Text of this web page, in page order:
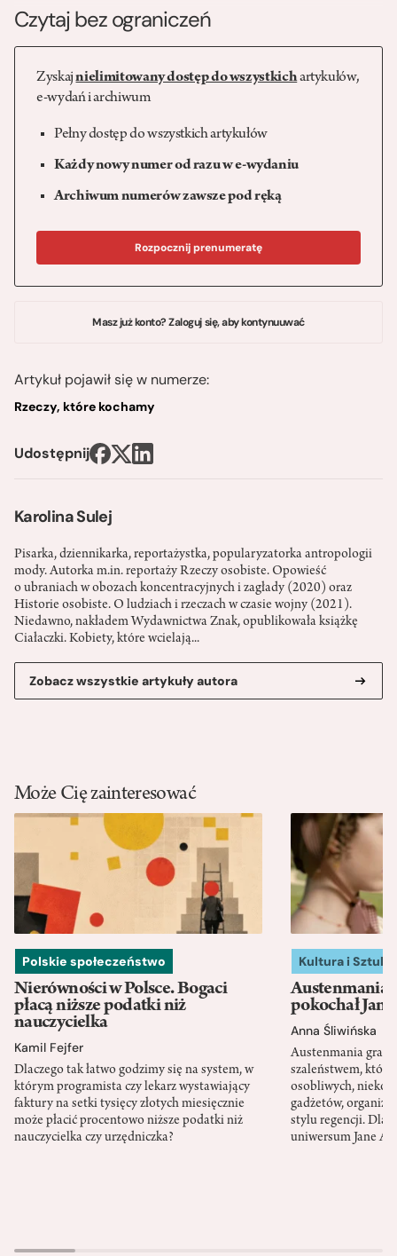
Karolina Sulej
Pisarka, dziennikarka, reportażystka, popularyzatorka antropologii
mody. Autorka m.in. reportaży Rzeczy osobiste. Opowieść
o ubraniach w obozach koncentracyjnych i zagłady (2020) oraz
Historie osobiste. O ludziach i rzeczach w czasie wojny (2021).
Niedawno, nakładem Wydawnictwa Znak, opublikowała książkę
Ciałaczki. Kobiety, które wcielają...
Zobacz wszystkie artykuły autora
Czytaj bez ograniczeń
Zyskajnielimitowany dostęp do wszystkichartykułów,
e-wydań i archiwum
Pełny dostęp do wszystkich artykułów
Każdy nowy numer od razu w e-wydaniu
Archiwum numerów zawsze pod ręką
Rozpocznij prenumeratę
Masz już konto? Zaloguj się, aby kontynuuwać
Artykuł pojawił się w numerze:
Rzeczy, które kochamy
Udostępnij
Może Cię zainteresować
Polskie społeczeństwo
Nierówności w Polsce. Bogaci
płacą niższe podatki niż
nauczycielka
Kamil Fejfer
Dlaczego tak łatwo godzimy się na system, w
którym programista czy lekarz wystawiający
faktury na setki tysięcy złotych miesięcznie
może płacić procentowo niższe podatki niż
nauczycielka czy urzędniczka?
Kultura i Sztuka
Austenmania.
pokochał
Anna Śliwińska
Austenmania
szaleństwem, które
osobliwych,
gadżetów,
stylu regencji.
uniwersum Jane